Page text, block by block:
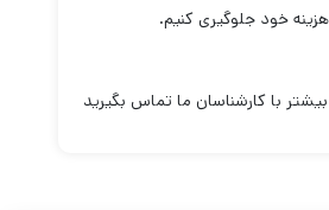
خود جلوگیری کنیم.
با کارشناسان ما تماس بگیرید